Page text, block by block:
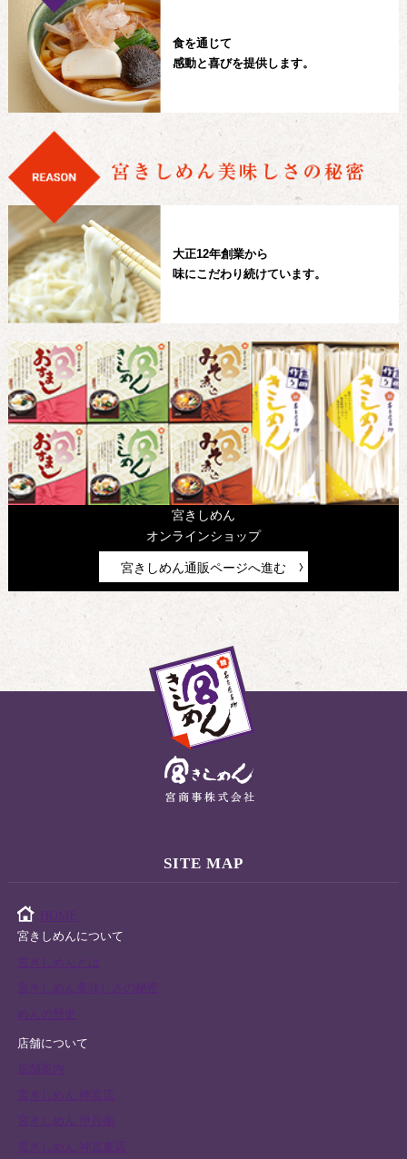
食を通じて
感動と喜びを提供します。
大正12年創業から
味にこだわり続けています。
宮きしめん
オンラインショップ
宮きしめん通販ページへ進む
SITE MAP
HOME
宮きしめんについて
宮きしめん美味しさの秘密
めんの歴史
店舗について
宮きしめん 神宮店
宮きしめん 神宮東店